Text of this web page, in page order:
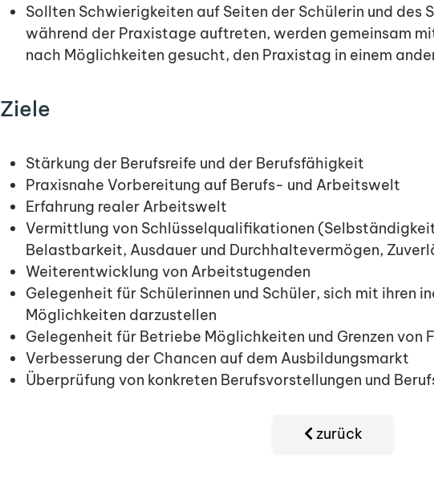
Sollten Schwierigkeiten auf Seiten der Schülerin und des
während der Praxistage auftreten, werden gemeinsam
nach Möglichkeiten gesucht, den Praxistag in einem
Ziele
Stärkung der Berufsreife und der Berufsfähigkeit
Praxisnahe Vorbereitung auf Berufs- und Arbeitswelt
Erfahrung realer Arbeitswelt
Vermittlung von Schlüsselqualifikationen
Belastbarkeit, Ausdauer und Durchhaltevermögen,
Weiterentwicklung von Arbeitstugenden
Gelegenheit für Schülerinnen und Schüler, sich mit ihren
Möglichkeiten darzustellen
Gelegenheit für Betriebe Möglichkeiten und Grenzen von
Verbesserung der Chancen auf dem Ausbildungsmarkt
Überprüfung von konkreten Berufsvorstellungen und
zurück